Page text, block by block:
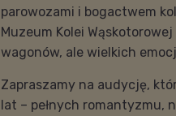
parowozami i bogactwem
Muzeum Kolei
wagonów, ale wielkich
Zapraszamy na audycję,
lat – pełnych romantyzmu,